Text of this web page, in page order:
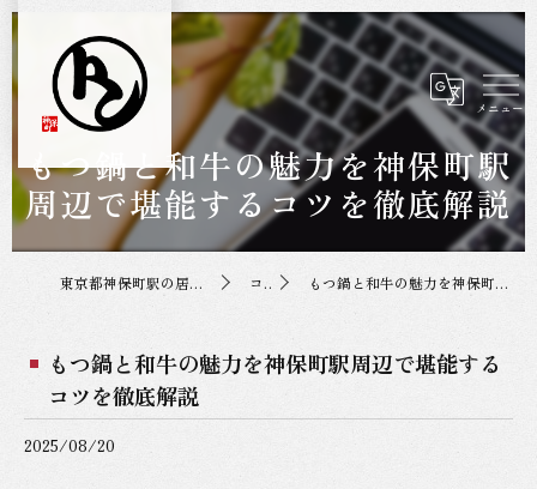
もつ鍋と和牛の魅力を神保町駅
周辺で堪能するコツを徹底解説
東京都神保町駅の居酒屋なら神保町トンちゃん コラム もつ鍋と和牛の魅力を神保町駅周辺で堪能するコツを徹底解説
もつ鍋と和牛の魅力を神保町駅周辺で堪能する
コツを徹底解説
2025/08/20